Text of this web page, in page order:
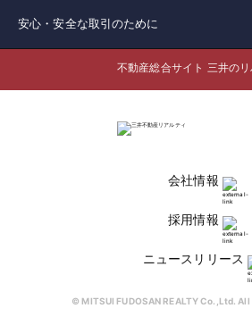
安心・安全な取引のために
不動産総合サイト 三井の
会社情報
採用情報
ニュースリリース
© MITSUI FUDOSAN REALTY Co.,Ltd.